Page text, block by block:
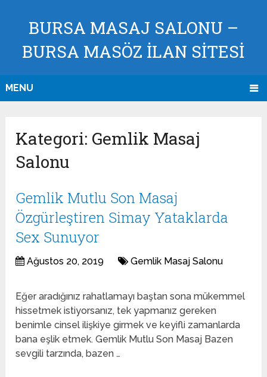
BURSA MASAJ SALONU –
BURSA MASÖZ İLAN SİTESİ
MENU
Kategori: Gemlik Masaj
Salonu
Gemlik Mutlu Son Masaj
Özgürleştiren Simay Yataklarda
Sex Sunuyor
Ağustos 20, 2019 Gemlik Masaj Salonu
Eğer aradığınız rahatlamayı baştan sona mükemmel
hissetmek istiyorsanız, tek yapmanız gereken
benimle cinsel ilişkiye girmek ve keyifli zamanlarda
bana eşlik etmek. Gemlik Mutlu Son Masaj Bazen
sevgili tarzında, bazen …